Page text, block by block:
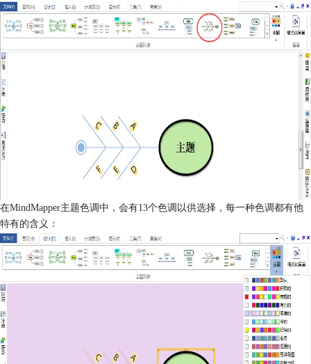
在MindMapper主题色调中，会有13个色调以供选择，每一种色调都有他
特有的含义：